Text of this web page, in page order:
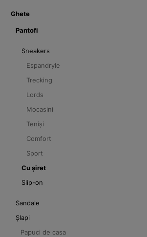
Ghete
Pantofi
Sneakers
Espandryle
Trecking
Lords
Mocasini
Teniși
Comfort
Sport
Cu șiret
Slip-on
Sandale
Șlapi
Papuci de casa